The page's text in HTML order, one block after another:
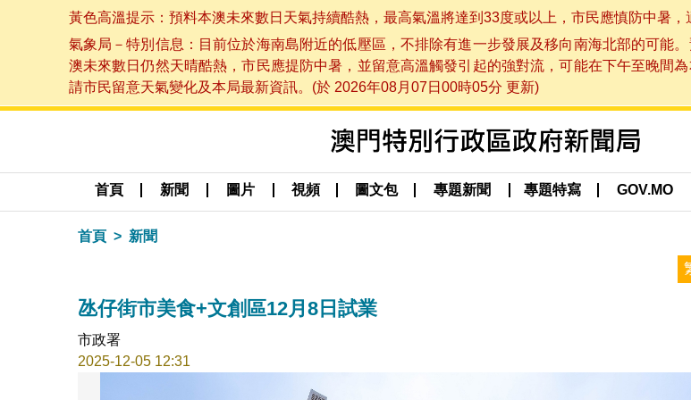
黃色高溫提示：預料本澳未來數日天氣持續酷熱，最高氣溫將達到33度或以上，市民應慎防中暑
氣象局－特別信息：目前位於海南島附近的低壓區，不排除有進一步發展及移向南海北部的可能
澳未來數日仍然天晴酷熱，市民應提防中暑，並留意高溫觸發引起的強對流，可能在下午至晚間
請市民留意天氣變化及本局最新資訊。(於 2026年08月07日00時05分 更新)
首頁 新聞 圖片 視頻 圖文包 專題新聞 專題特寫 GOV.MO
首頁 新聞
氹仔街市美食+文創區12月8日試業
市政署
2025-12-05 12:31